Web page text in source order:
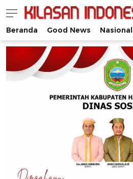
Kilasan Indonesia
Satu-satunya di Indonesia
Beranda Good News Nasional